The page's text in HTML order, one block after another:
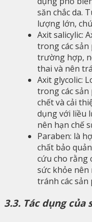
săn chắc da.
lượng lớn,
Axit salicylic:
trong các
trường hợp,
thai và nên
Axit glycolic:
trong các sản
chết và cải
dụng với liều
nên hạn chế
Paraben: là
chất bảo
cứu cho rằng
sức khỏe nên
tránh các sản
3.3. Tác dụng của